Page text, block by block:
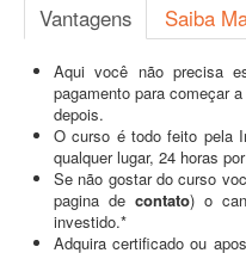
Vantagens Saiba
Aqui você não precisa
pagamento para começar
depois.
O curso é todo feito pela
qualquer lugar, 24 horas
Se não gostar do curso
pagina de contato) o
investido.*
Adquira certificado ou